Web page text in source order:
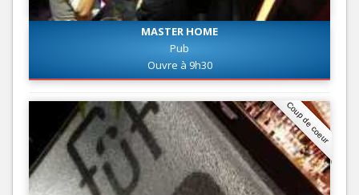
MASTER HOME
Pub
Ouvre à 9h30
Coup de coeur